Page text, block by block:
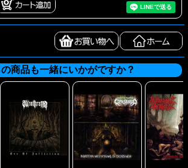
商品も一緒にいかがですか？